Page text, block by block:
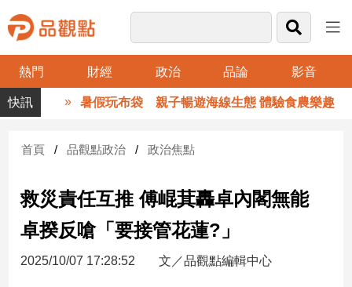
熱門 財經 政治 品論 影音
品
觀
財
台
財
新
暑假玩布袋 親子暢遊海線生態 體驗食農樂趣
首頁 品觀點政治 政治焦點
救災責任互推 傅崐萁轟卓內閣無能
卓揆反嗆「要接管花蓮?」
2025/10/07 17:28:52 文／品觀點編輯中心